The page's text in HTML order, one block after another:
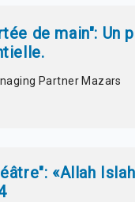
de main": Un
Partner Mazars
«Allah